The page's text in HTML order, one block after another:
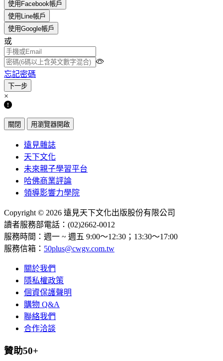
使用Facebook帳戶
使用Line帳戶
使用Google帳戶
或
忘記密碼
×
關閉 用瀏覽器開啟
遠見雜誌
天下文化
未來親子學習平台
哈佛商業評論
領導影響力學院
Copyright © 2026 遠見天下文化出版股份有限公司
讀者服務部電話：(02)2662-0012
服務時間：週一 ~ 週五 9:00～12:30；13:30～17:00
服務信箱： 50plus@cwgv.com.tw
關於我們
隱私權政策
個資保護聲明
購物 Q&A
聯絡我們
合作洽談
贊助50+